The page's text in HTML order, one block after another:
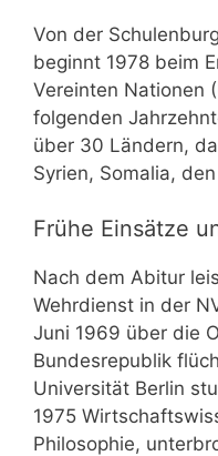
Von der
beginnt 1978 beim
Vereinten Nationen
folgenden
über 30 Ländern,
Syrien, Somalia,
Frühe Einsätze
Nach dem Abitur
Wehrdienst in der
Juni 1969 über die
Bundesrepublik
Universität Berlin
1975
Philosophie,